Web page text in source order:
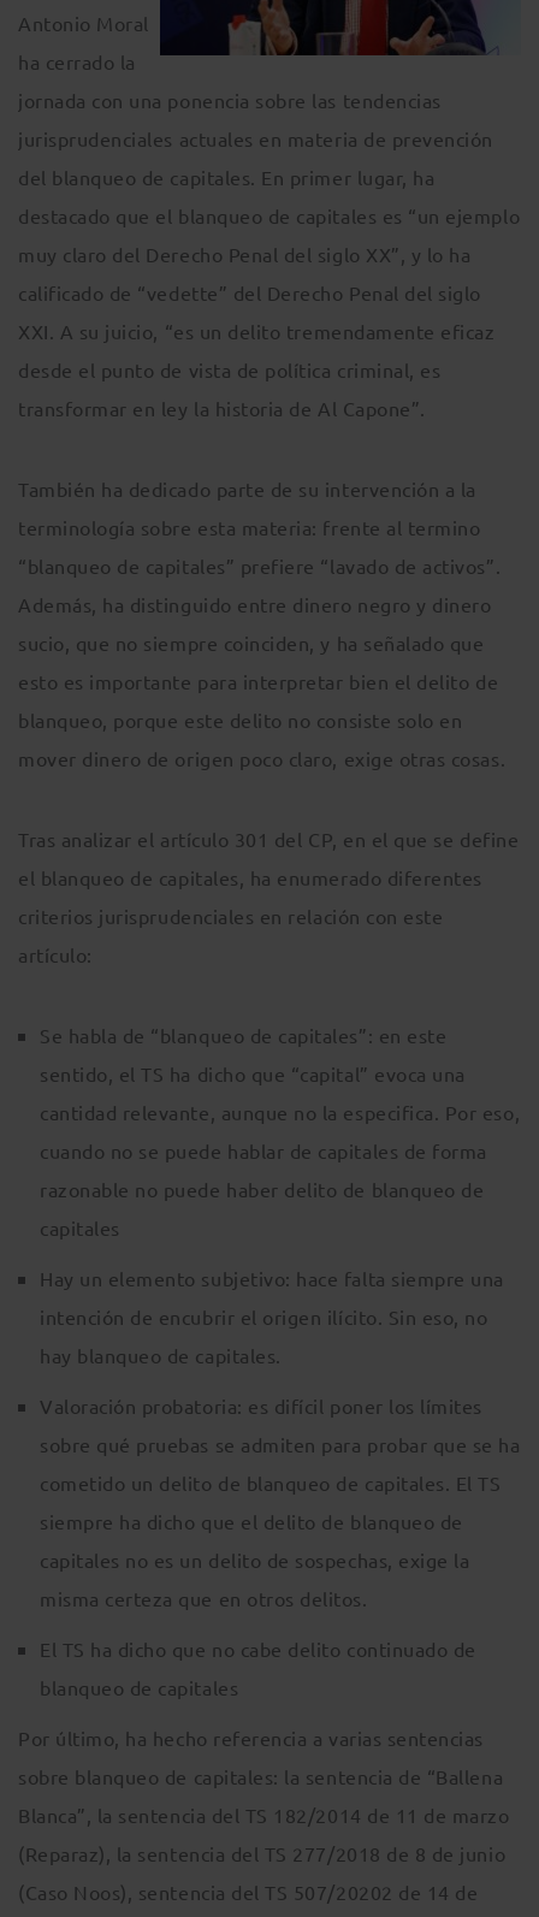
Antonio Moral
ha cerrado la
jornada con una ponencia sobre las tendencias
jurisprudenciales actuales en materia de prevención
del blanqueo de capitales. En primer lugar, ha
destacado que el blanqueo de capitales es “un ejemplo
muy claro del Derecho Penal del siglo XX”, y lo ha
calificado de “vedette” del Derecho Penal del siglo
XXI. A su juicio, “es un delito tremendamente eficaz
desde el punto de vista de política criminal, es
transformar en ley la historia de Al Capone”.
También ha dedicado parte de su intervención a la
terminología sobre esta materia: frente al termino
“blanqueo de capitales” prefiere “lavado de activos”.
Además, ha distinguido entre dinero negro y dinero
sucio, que no siempre coinciden, y ha señalado que
esto es importante para interpretar bien el delito de
blanqueo, porque este delito no consiste solo en
mover dinero de origen poco claro, exige otras cosas.
Tras analizar el artículo 301 del CP, en el que se define
el blanqueo de capitales, ha enumerado diferentes
criterios jurisprudenciales en relación con este
artículo:
Se habla de “blanqueo de capitales”: en este
sentido, el TS ha dicho que “capital” evoca una
cantidad relevante, aunque no la especifica. Por eso,
cuando no se puede hablar de capitales de forma
razonable no puede haber delito de blanqueo de
capitales
Hay un elemento subjetivo: hace falta siempre una
intención de encubrir el origen ilícito. Sin eso, no
hay blanqueo de capitales.
Valoración probatoria: es difícil poner los límites
sobre qué pruebas se admiten para probar que se ha
cometido un delito de blanqueo de capitales. El TS
siempre ha dicho que el delito de blanqueo de
capitales no es un delito de sospechas, exige la
misma certeza que en otros delitos.
El TS ha dicho que no cabe delito continuado de
blanqueo de capitales
Por último, ha hecho referencia a varias sentencias
sobre blanqueo de capitales: la sentencia de “Ballena
Blanca”, la sentencia del TS 182/2014 de 11 de marzo
(Reparaz), la sentencia del TS 277/2018 de 8 de junio
(Caso Noos), sentencia del TS 507/20202 de 14 de